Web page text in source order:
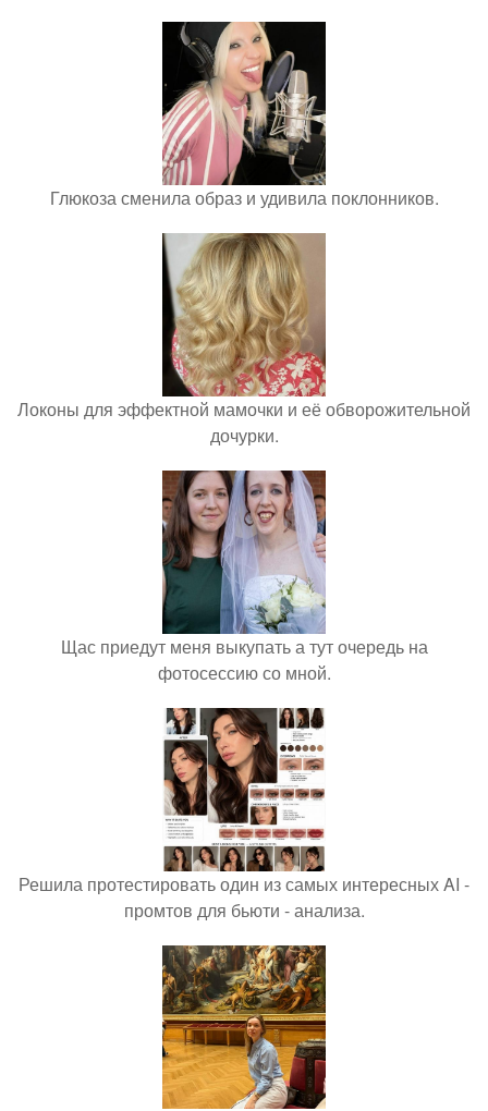
Глюкоза сменила образ и удивила поклонников.
Локоны для эффектной мамочки и её обворожительной
дочурки.
Щас приедут меня выкупать а тут очередь на
фотосессию со мной.
Решила протестировать один из самых интересных AI -
промтов для бьюти - анализа.